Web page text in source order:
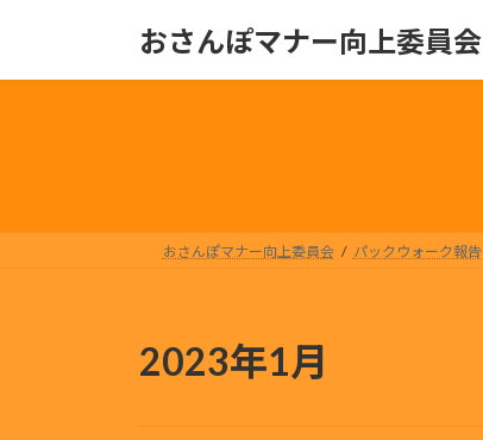
おさんぽマナー向上委員会
おさんぽマナー向上委員会 パックウォーク報告
2023年1月